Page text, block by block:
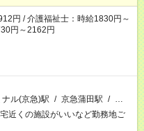
円 / 介護福祉士：時給1830円～
円～2162円
ル(京急)駅 / 京急蒲田駅 / …
くの施設がいいなど勤務地ご